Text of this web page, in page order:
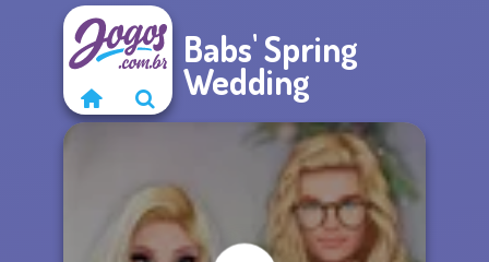
Babs' Spring
Wedding